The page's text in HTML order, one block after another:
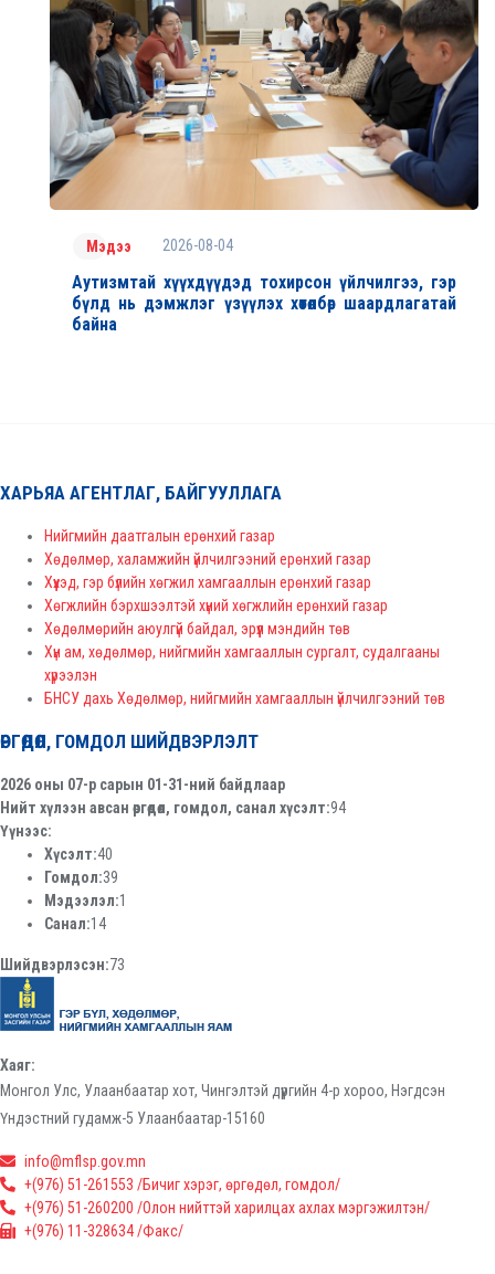
Мэдээ 2026-08-04
Аутизмтай хүүхдүүдэд тохирсон үйлчилгээ, гэр
бүлд нь дэмжлэг үзүүлэх хөтөлбөр шаардлагатай
байна
ХАРЬЯА АГЕНТЛАГ, БАЙГУУЛЛАГА
Нийгмийн даатгалын ерөнхий газар
Хөдөлмөр, халамжийн үйлчилгээний ерөнхий газар
Хүүхэд, гэр бүлийн хөгжил хамгааллын ерөнхий газар
Хөгжлийн бэрхшээлтэй хүний хөгжлийн ерөнхий газар
Хөдөлмөрийн аюулгүй байдал, эрүүл мэндийн төв
Хүн ам, хөдөлмөр, нийгмийн хамгааллын сургалт, судалгааны
хүрээлэн
БНСУ дахь Хөдөлмөр, нийгмийн хамгааллын үйлчилгээний төв
ӨРГӨДӨЛ, ГОМДОЛ ШИЙДВЭРЛЭЛТ
2026 оны 07-р сарын 01-31-ний байдлаар
Нийт хүлээн авсан өргөдөл, гомдол, санал хүсэлт:94
Үүнээс:
Хүсэлт:40
Гомдол:39
Мэдээлэл:1
Санал:14
Шийдвэрлэсэн:73
Хаяг:
Монгол Улс, Улаанбаатар хот, Чингэлтэй дүүргийн 4-р хороо, Нэгдсэн
Үндэстний гудамж-5 Улаанбаатар-15160
info@mflsp.gov.mn
+(976) 51-261553 /Бичиг хэрэг, өргөдөл, гомдол/
+(976) 51-260200 /Олон нийттэй харилцах ахлах мэргэжилтэн/
+(976) 11-328634 /Факс/